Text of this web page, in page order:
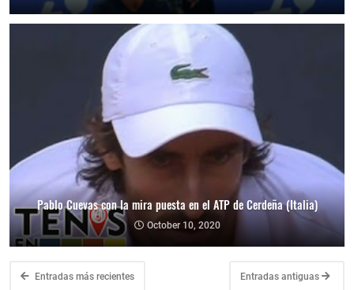
Pablo Cuevas con la mira puesta en el ATP de Cerdeña (Italia)
October 10, 2020
Entradas más recientes Entradas antiguas